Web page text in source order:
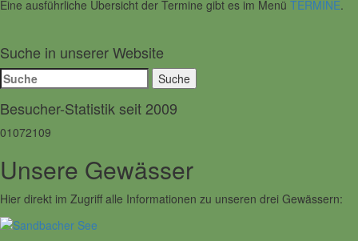
Eine ausführliche Übersicht der Termine gibt es im Menü TERMINE.
Suche in unserer Website
Suche
nach:
Besucher-Statistik seit 2009
01072109
Unsere Gewässer
Hier direkt im Zugriff alle Informationen zu unseren drei Gewässern: